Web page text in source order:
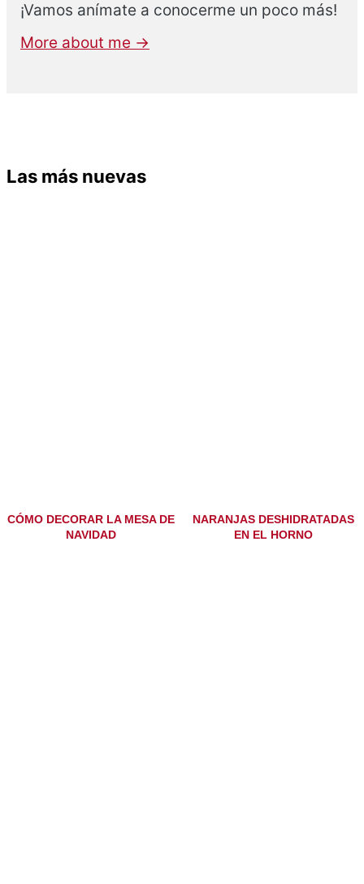
¡Vamos anímate a conocerme un poco más!
More about me →
Las más nuevas
CÓMO DECORAR LA MESA DE
NAVIDAD
NARANJAS DESHIDRATADAS
EN EL HORNO